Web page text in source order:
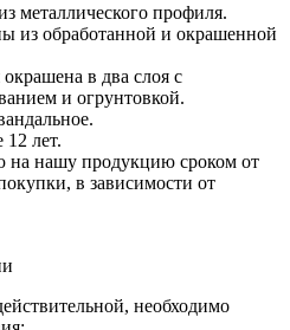
металлического профиля.
из обработанной и окрашенной
в два слоя с
и огрунтовкой.
лет.
на нашу продукцию сроком от
в зависимости от
необходимо